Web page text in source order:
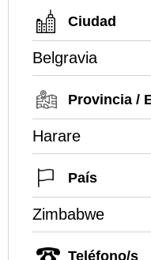
Ciudad
Belgravia
Provincia /
Harare
País
Zimbabwe
Teléfono/s